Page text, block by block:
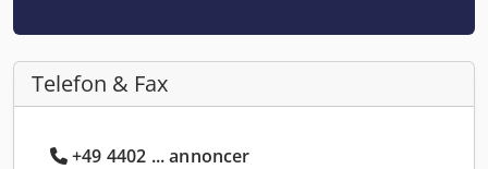
Telefon & Fax
+49 4402 ... annoncer